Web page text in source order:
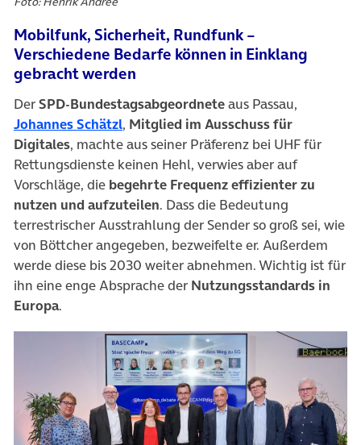
Mobilfunk, Sicherheit, Rundfunk –
Verschiedene Bedarfe können in Einklang
gebracht werden
DerSPD-Bundestagsabgeordneteaus Passau,
Johannes Schätzl(öffnet in neuem Tab)
, Mitglied im Ausschuss für
Digitales, machte aus seiner Präferenz bei UHF für
Rettungsdienste keinen Hehl, verwies aber auf
Vorschläge, die begehrte Frequenz effizienter zu
nutzen und aufzuteilen. Dass die Bedeutung
terrestrischer Ausstrahlung der Sender so groß sei, wie
von Böttcher angegeben, bezweifelte er. Außerdem
werde diese bis 2030 weiter abnehmen. Wichtig ist für
ihn eine enge Absprache der Nutzungsstandards in
Europa.